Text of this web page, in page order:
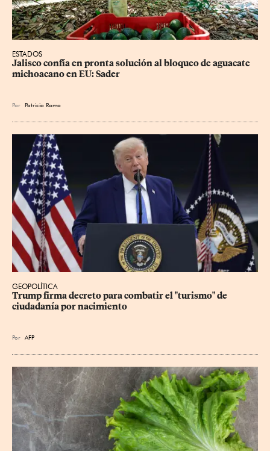
ESTADOS
Jalisco confía en pronta solución al bloqueo de aguacate
michoacano en EU: Sader
Por Patricia Romo
GEOPOLÍTICA
Trump firma decreto para combatir el "turismo" de
ciudadanía por nacimiento
Por AFP